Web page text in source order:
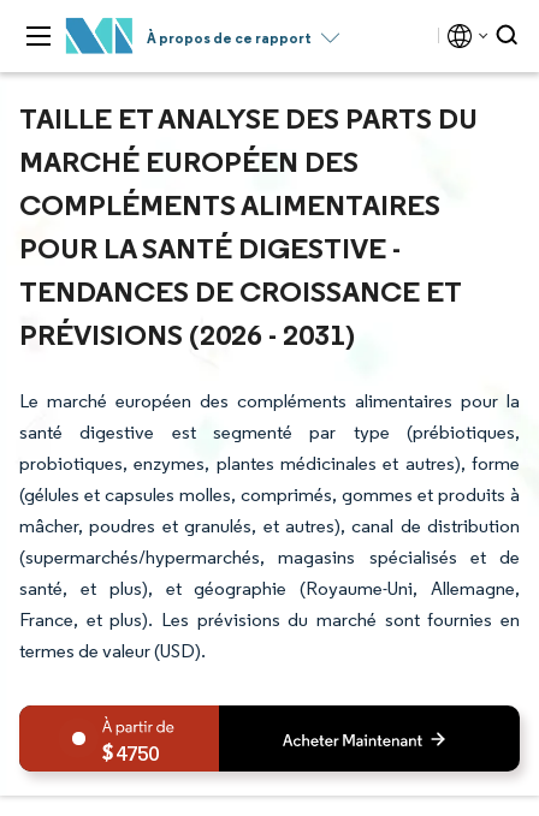
À propos de ce rapport
TAILLE ET ANALYSE DES PARTS DU
MARCHÉ EUROPÉEN DES
COMPLÉMENTS ALIMENTAIRES
POUR LA SANTÉ DIGESTIVE -
TENDANCES DE CROISSANCE ET
PRÉVISIONS (2026 - 2031)
Le marché européen des compléments alimentaires pour la
santé digestive est segmenté par type (prébiotiques,
probiotiques, enzymes, plantes médicinales et autres), forme
(gélules et capsules molles, comprimés, gommes et produits à
mâcher, poudres et granulés, et autres), canal de distribution
(supermarchés/hypermarchés, magasins spécialisés et de
santé, et plus), et géographie (Royaume-Uni, Allemagne,
France, et plus). Les prévisions du marché sont fournies en
termes de valeur (USD).
4750